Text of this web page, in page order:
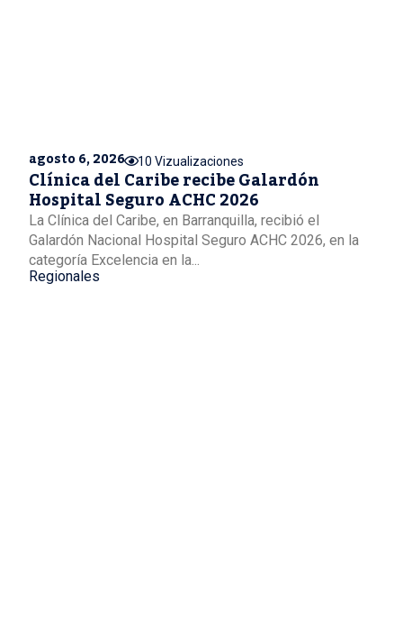
agosto 6, 2026 10 Vizualizaciones
Clínica del Caribe recibe Galardón
Hospital Seguro ACHC 2026
La Clínica del Caribe, en Barranquilla, recibió el
Galardón Nacional Hospital Seguro ACHC 2026, en la
categoría Excelencia en la...
Regionales